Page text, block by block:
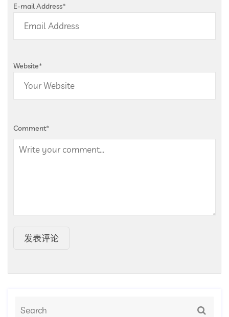
E-mail Address*
Website*
Comment*
发表评论